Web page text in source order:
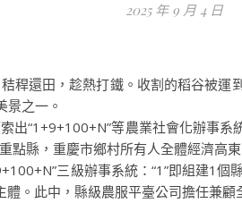
2025 年 9 月 4 日
稈還田，趁熱打鐵。收割的稻谷被
景之一。
“1+9+100+N”等農業社會化辦事系
點縣，重慶市鄉村所有人全體經濟高
三級辦事系統：“1”即組建1個
。此中，縣級農服平臺公司擔任兼